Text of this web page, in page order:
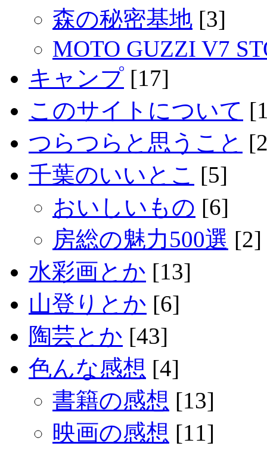
森の秘密基地 [3]
MOTO GUZZI V7
キャンプ [17]
このサイトについて
つらつらと思うこと
千葉のいいとこ [5]
おいしいもの [6]
房総の魅力500選 [2]
水彩画とか [13]
山登りとか [6]
陶芸とか [43]
色んな感想 [4]
書籍の感想 [13]
映画の感想 [11]